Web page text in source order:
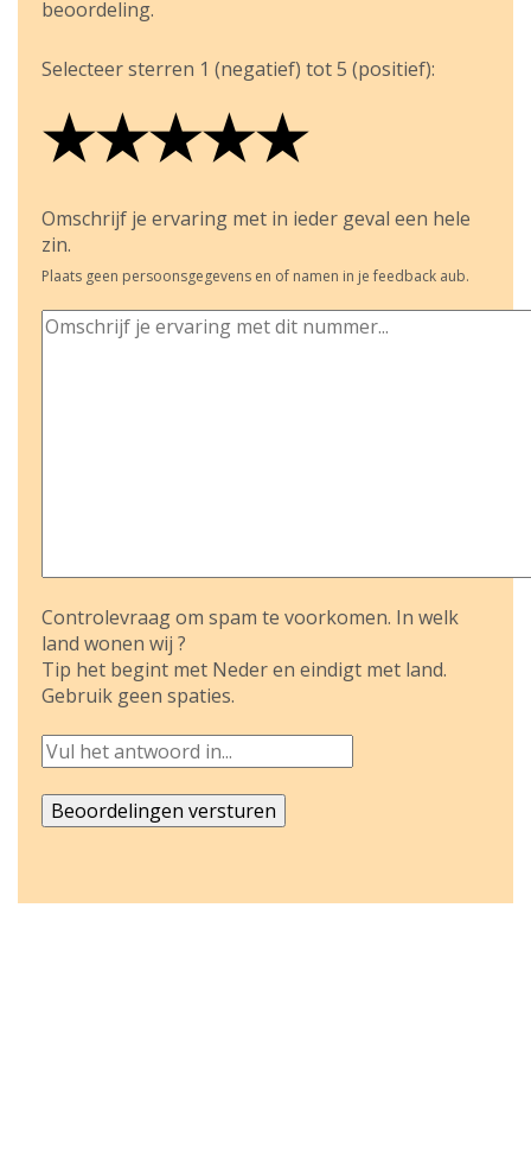
beoordeling.
Selecteer sterren 1 (negatief) tot 5 (positief):
★
★★
★★★
★★★★
★★★★★
Omschrijf je ervaring met in ieder geval een hele
zin.
Plaats geen persoonsgegevens en of namen in je feedback aub.
Controlevraag om spam te voorkomen. In welk
land wonen wij ?
Tip het begint met Neder en eindigt met land.
Gebruik geen spaties.